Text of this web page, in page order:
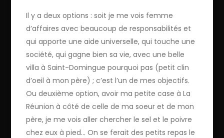
Il y a deux options : soit je me vois femme
d’affaires avec beaucoup de responsabilités et
qui apporte une aide universelle, qui touche une
société, qui gagne bien sa vie, avec une belle
villa à Saint-Domingue pourquoi pas (petit clin
d’oeil à mon père) ; c’est l’un de mes objectifs.
Ou deuxième option, avoir ma petite case à La
Réunion à côté de celle de ma soeur et de mon
père, je me vois aller chercher le sel et le poivre
chez eux à pied… On se ferait des petits repas le